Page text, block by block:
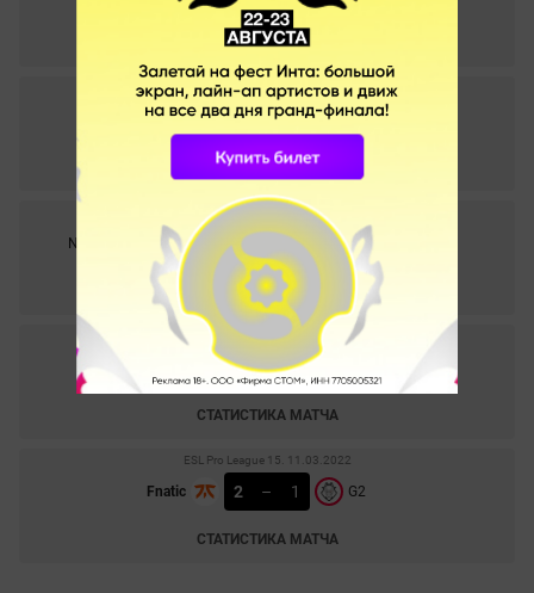
СТАТИСТИКА МАТЧА
PGL Major Antwerp 2022: European RMR B. 21.04.2022
Anonymo 1 – 0 G2
СТАТИСТИКА МАТЧА
ESL Pro League 15. 13.03.2022
Ninjas in Pyjamas 0 2 G2
СТАТИСТИКА МАТЧА
ESL Pro League 15. 12.03.2022
2 – 1
СТАТИСТИКА МАТЧА
ESL Pro League 15. 11.03.2022
Fnatic 2 – 1 G2
СТАТИСТИКА МАТЧА